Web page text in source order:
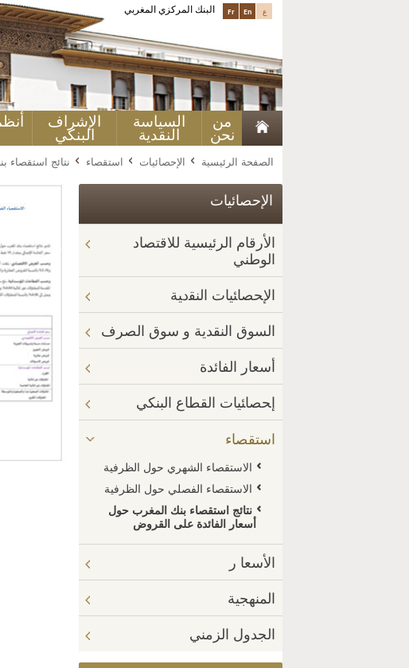
البنك المركزي المغربي Fr En ع
من
نحن
السياسة
النقدية
الإشراف
البنكي
الصفحة الرئيسية الإحصائيات استقصاء نتائج استقصاء
الإحصائيات
الأرقام الرئيسية للاقتصاد
الوطني
الإﺤﺼﺎﺌﻴﺎﺕ ﺍﻟﻨﻘﺩﻴﺔ
السوق النقدية و سوق الصرف
أسعار الفائدة
إﺤﺼﺎﺌﻴﺎﺕ القطاع البنكي
استقصاء
الاستقصاء الشهري حول الظرفية
الاستقصاء الفصلي حول الظرفية
نتائج استقصاء بنك المغرب حول
أسعار الفائدة على القروض
الأسعا ر
المنهجية
الجدول الزمني